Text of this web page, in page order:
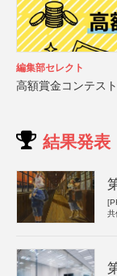
編集部セレクト
高額賞金コンテス
結果発表
共